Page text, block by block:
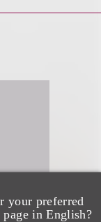
your preferred
in English?